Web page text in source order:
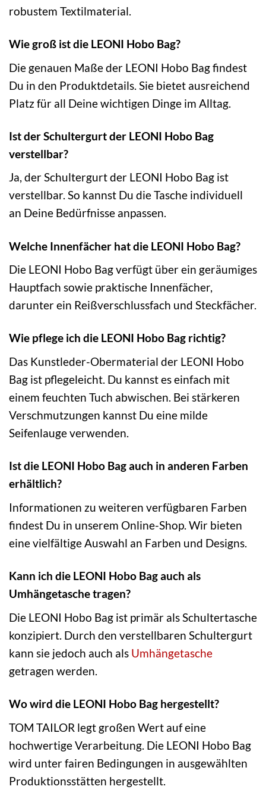
robustem Textilmaterial.
Wie groß ist die LEONI Hobo Bag?
Die genauen Maße der LEONI Hobo Bag findest
Du in den Produktdetails. Sie bietet ausreichend
Platz für all Deine wichtigen Dinge im Alltag.
Ist der Schultergurt der LEONI Hobo Bag
verstellbar?
Ja, der Schultergurt der LEONI Hobo Bag ist
verstellbar. So kannst Du die Tasche individuell
an Deine Bedürfnisse anpassen.
Welche Innenfächer hat die LEONI Hobo Bag?
Die LEONI Hobo Bag verfügt über ein geräumiges
Hauptfach sowie praktische Innenfächer,
darunter ein Reißverschlussfach und Steckfächer.
Wie pflege ich die LEONI Hobo Bag richtig?
Das Kunstleder-Obermaterial der LEONI Hobo
Bag ist pflegeleicht. Du kannst es einfach mit
einem feuchten Tuch abwischen. Bei stärkeren
Verschmutzungen kannst Du eine milde
Seifenlauge verwenden.
Ist die LEONI Hobo Bag auch in anderen Farben
erhältlich?
Informationen zu weiteren verfügbaren Farben
findest Du in unserem Online-Shop. Wir bieten
eine vielfältige Auswahl an Farben und Designs.
Kann ich die LEONI Hobo Bag auch als
Umhängetasche tragen?
Die LEONI Hobo Bag ist primär als Schultertasche
konzipiert. Durch den verstellbaren Schultergurt
kann sie jedoch auch als Umhängetasche
getragen werden.
Wo wird die LEONI Hobo Bag hergestellt?
TOM TAILOR legt großen Wert auf eine
hochwertige Verarbeitung. Die LEONI Hobo Bag
wird unter fairen Bedingungen in ausgewählten
Produktionsstätten hergestellt.